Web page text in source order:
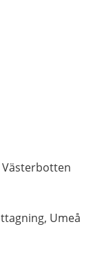
Västerbotten
Umeå